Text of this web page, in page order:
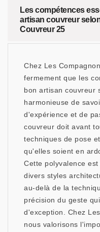
Les compétences
artisan couvreur
Couvreur 25
Chez Les
fermement que les
bon artisan couvreur
harmonieuse de
d'expérience et de
couvreur doit avant
techniques de pose
qu'elles soient en
Cette polyvalence
divers styles
au-delà de la
précision du geste
d'exception. Chez
nous valorisons